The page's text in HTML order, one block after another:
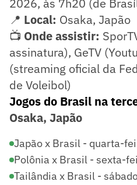
2026, às 7h20 (de
📍 Local: Osaka, Japão
📺 Onde assistir:
assinatura), GeTV
(streaming oficial da
de Voleibol)
Jogos do Brasil na
Osaka, Japão
Japão x Brasil - quarta-
Polônia x Brasil - sexta-
Tailândia x Brasil -